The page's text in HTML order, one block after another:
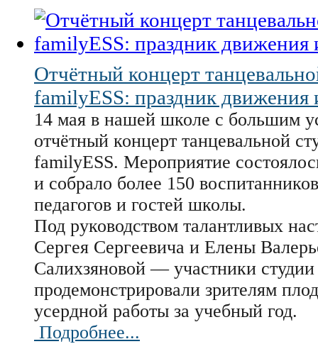
Отчётный концерт
familyESS: праздник движения
14 мая в нашей школе с большим
отчётный концерт танцевальной
familyESS. Мероприятие
и собрало более 150
педагогов и гостей школы.
Под руководством талантливых
Сергея Сергеевича и Елены
Салихзяновой — участники студии
продемонстрировали зрителям
усердной работы за учебный год.
Подробнее...